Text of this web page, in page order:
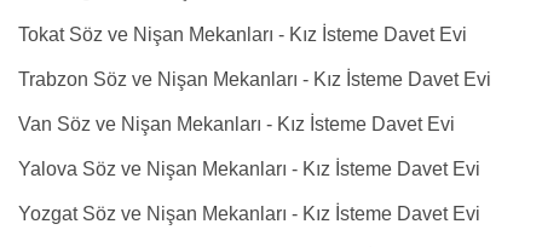
Tokat Söz ve Nişan Mekanları - Kız İsteme Davet Evi
Trabzon Söz ve Nişan Mekanları - Kız İsteme Davet Evi
Van Söz ve Nişan Mekanları - Kız İsteme Davet Evi
Yalova Söz ve Nişan Mekanları - Kız İsteme Davet Evi
Yozgat Söz ve Nişan Mekanları - Kız İsteme Davet Evi